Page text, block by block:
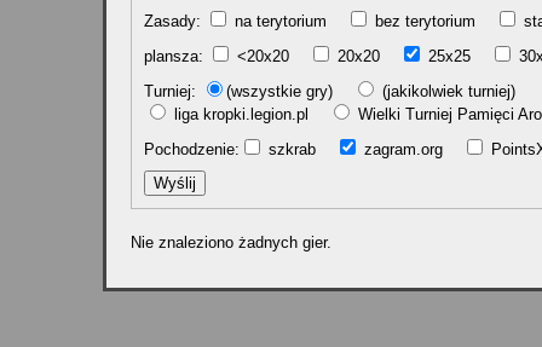
Zasady:
na terytorium bez terytorium
plansza:
<20x20 20x20 25x25
Turniej:
(wszystkie gry)
(jakikolwiek turniej)
liga kropki.legion.pl
Wielki Turniej Pamięci
Pochodzenie:
szkrab zagram.org
Nie znaleziono żadnych gier.